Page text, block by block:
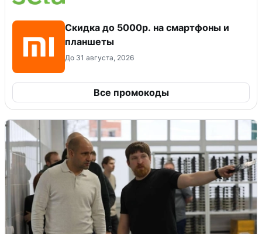
Скидка до 5000р. на смартфоны и
планшеты
До 31 августа, 2026
Все промокоды